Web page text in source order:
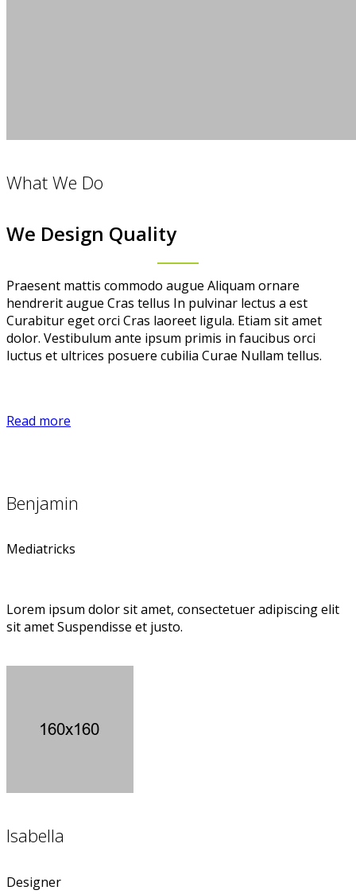
What We Do
We Design Quality
Praesent mattis commodo augue Aliquam ornare
hendrerit augue Cras tellus In pulvinar lectus a est
Curabitur eget orci Cras laoreet ligula. Etiam sit amet
dolor. Vestibulum ante ipsum primis in faucibus orci
luctus et ultrices posuere cubilia Curae Nullam tellus.
Read more
Benjamin
Mediatricks
Lorem ipsum dolor sit amet, consectetuer adipiscing elit
sit amet Suspendisse et justo.
Isabella
Designer